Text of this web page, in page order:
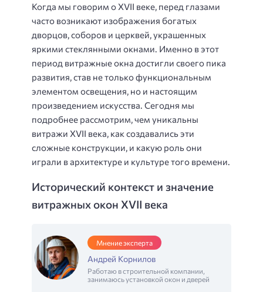
Когда мы говорим о XVII веке, перед глазами
часто возникают изображения богатых
дворцов, соборов и церквей, украшенных
яркими стеклянными окнами. Именно в этот
период витражные окна достигли своего пика
развития, став не только функциональным
элементом освещения, но и настоящим
произведением искусства. Сегодня мы
подробнее рассмотрим, чем уникальны
витражи XVII века, как создавались эти
сложные конструкции, и какую роль они
играли в архитектуре и культуре того времени.
Исторический контекст и значение
витражных окон XVII века
Мнение эксперта
Андрей Корнилов
Работаю в строительной компании,
занимаюсь установкой окон и дверей